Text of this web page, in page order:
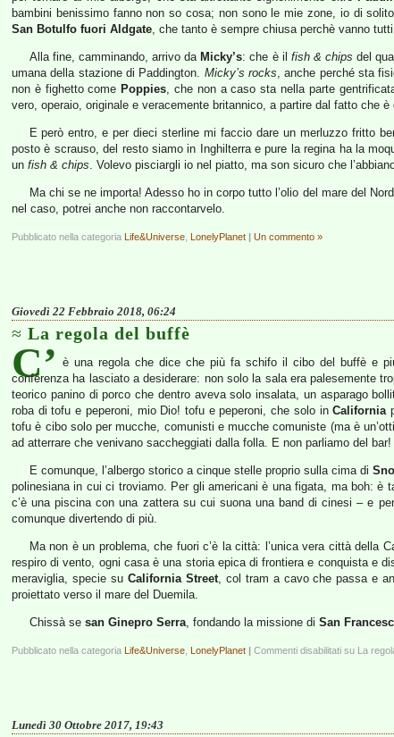
bambini benissimo fanno non so cosa; non sono le mie zone, io di
San Botulfo fuori Aldgate, che tanto è sempre chiusa perchè vanno
Alla fine, camminando, arrivo da Micky’s: che è il fish & chips del
umana della stazione di Paddington. Micky’s rocks, anche perché sta
non è fighetto come Poppies, che non a caso sta nella parte
vero, operaio, originale e veracemente britannico, a partire dal fatto che
E però entro, e per dieci sterline mi faccio dare un merluzzo fritto
posto è scrauso, del resto siamo in Inghilterra e pure la regina ha la
un fish & chips. Volevo pisciargli io nel piatto, ma son sicuro che
Ma chi se ne importa! Adesso ho in corpo tutto l’olio del mare del
nel caso, potrei anche non raccontarvelo.
Pubblicato nella categoria Life&Universe LonelyPlanet | Un commento »
Giovedì 22 Febbraio 2018, 06:24
La regola del buffè
C’ è una regola che dice che più fa schifo il cibo del buffè e
conferenza ha lasciato a desiderare: non solo la sala era palesemente
teorico panino di porco che dentro aveva solo insalata, un asparago
roba di tofu e peperoni, mio Dio! tofu e peperoni, che solo inCalifornia
tofu è cibo solo per mucche, comunisti e mucche comuniste (ma è
ad atterrare che venivano saccheggiati dalla folla. E non parliamo del
E comunque, l’albergo storico a cinque stelle proprio sulla cima di
polinesiana in cui ci troviamo. Per gli americani è una figata, ma boh:
c’è una piscina con una zattera su cui suona una band di cinesi – e
comunque divertendo di più.
Ma non è un problema, che fuori c’è la città: l’unica vera città della
respiro di vento, ogni casa è una storia epica di frontiera e conquista e
meraviglia, specie su California Street, col tram a cavo che passa e
proiettato verso il mare del Duemila.
Chissà se san Ginepro Serra, fondando la missione di San
Pubblicato nella categoria Life&Universe LonelyPlanet | Commenti disabilitati su La
Lunedì 30 Ottobre 2017, 19:43